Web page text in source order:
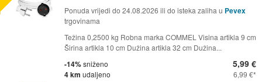
Ponuda vrijedi do 24.08.2026 ili do isteka zaliha u Pevex
trgovinama
Težina 0,2500 kg Robna marka COMMEL Visina artikla 9 cm
Širina artikla 10 cm Dužina artikla 32 cm Dužina...
-14%sniženo
4 km udaljeno
5,99 €
6,99 €